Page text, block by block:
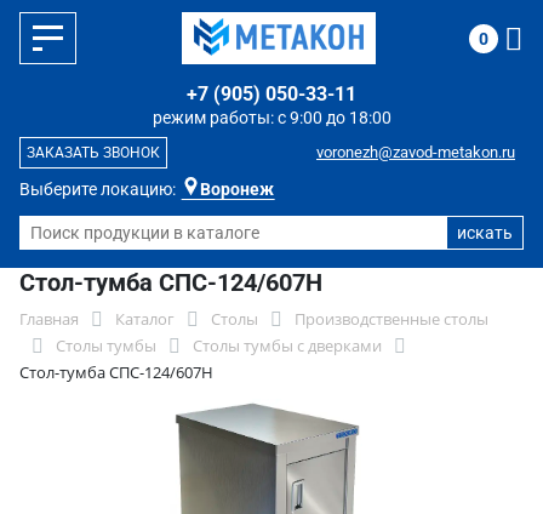
Выберите локацию: Воронеж
режим работы: с 9:00 до 18:00
+7 (905) 050-33-11
voronezh@zavod-metakon.ru
ЗАКАЗАТЬ ЗВОНОК
0
Стол-тумба СПС-124/607Н
Главная Каталог Столы
Производственные столы
Столы тумбы
Столы тумбы с дверками
Стол-тумба СПС-124/607Н